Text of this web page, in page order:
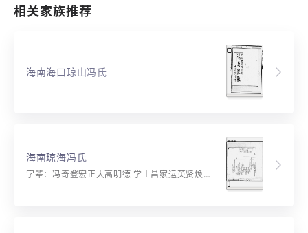
相关家族推荐
海南海口琼山冯氏
海南琼海冯氏
字辈：冯奇登宏正大高明德 学士昌家运英贤焕国祥